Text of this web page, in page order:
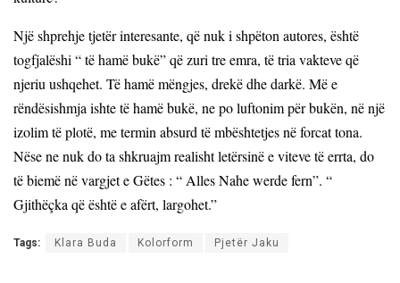
Një shprehje tjetër interesante, që nuk i shpëton autores, është
togfjalëshi “ të hamë bukë” që zuri tre emra, të tria vakteve që
njeriu ushqehet. Të hamë mëngjes, drekë dhe darkë. Më e
rëndësishmja ishte të hamë bukë, ne po luftonim për bukën, në një
izolim të plotë, me termin absurd të mbështetjes në forcat tona.
Nëse ne nuk do ta shkruajm realisht letërsinë e viteve të errta, do
të biemë në vargjet e Gëtes : “ Alles Nahe werde fern”. “
Gjithëçka që është e afërt, largohet.”
Tags: Klara Buda Kolorform Pjetër Jaku